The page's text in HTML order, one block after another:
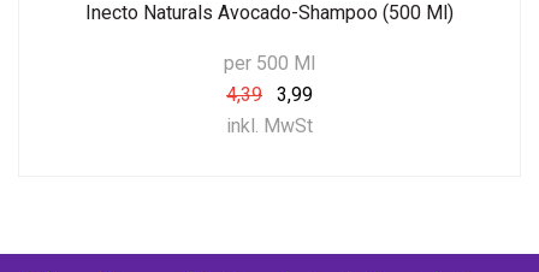
Inecto Naturals Avocado-Shampoo (500 Ml)
per 500 Ml
4,39
3,99
inkl. MwSt